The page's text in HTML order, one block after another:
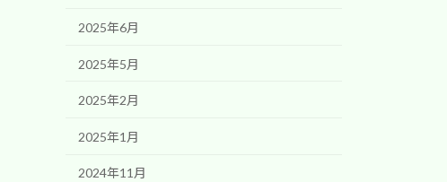
2025年6月
2025年5月
2025年2月
2025年1月
2024年11月